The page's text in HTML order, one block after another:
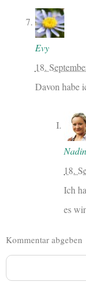
Evy
18.
Davon habe
18.
Ich
es
Kommentar abgeben